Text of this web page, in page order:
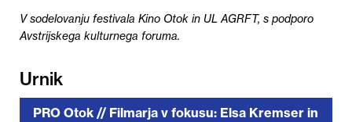
V sodelovanju festivala Kino Otok in UL AGRFT, s podporo
Avstrijskega kulturnega foruma.
Urnik
PRO Otok // Filmarja v fokusu: Elsa Kremser in